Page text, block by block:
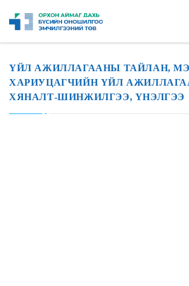
ҮЙЛ АЖИЛЛАГААНЫ ТАЙЛАН,
ХАРИУЦАГЧИЙН ҮЙЛ
ХЯНАЛТ-ШИНЖИЛГЭЭ, ҮНЭЛГЭЭ